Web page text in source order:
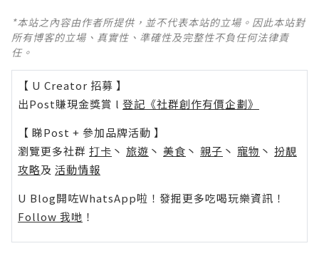
*本站之內容由作者所提供，並不代表本站的立場。因此本站對
所有博客的立場、真實性、準確性及完整性不負任何法律責
任。
【 U Creator 招募 】
出Post賺現金獎賞 l 登記《社群創作有價企劃》
【 睇Post + 參加品牌活動 】
瀏覽更多社群 打卡 丶 旅遊 丶 美食 丶 親子 丶 寵物 丶 扮靚
攻略及 活動情報
U Blog開咗WhatsApp啦！發掘更多吃喝玩樂資訊！
Follow 我哋 ！